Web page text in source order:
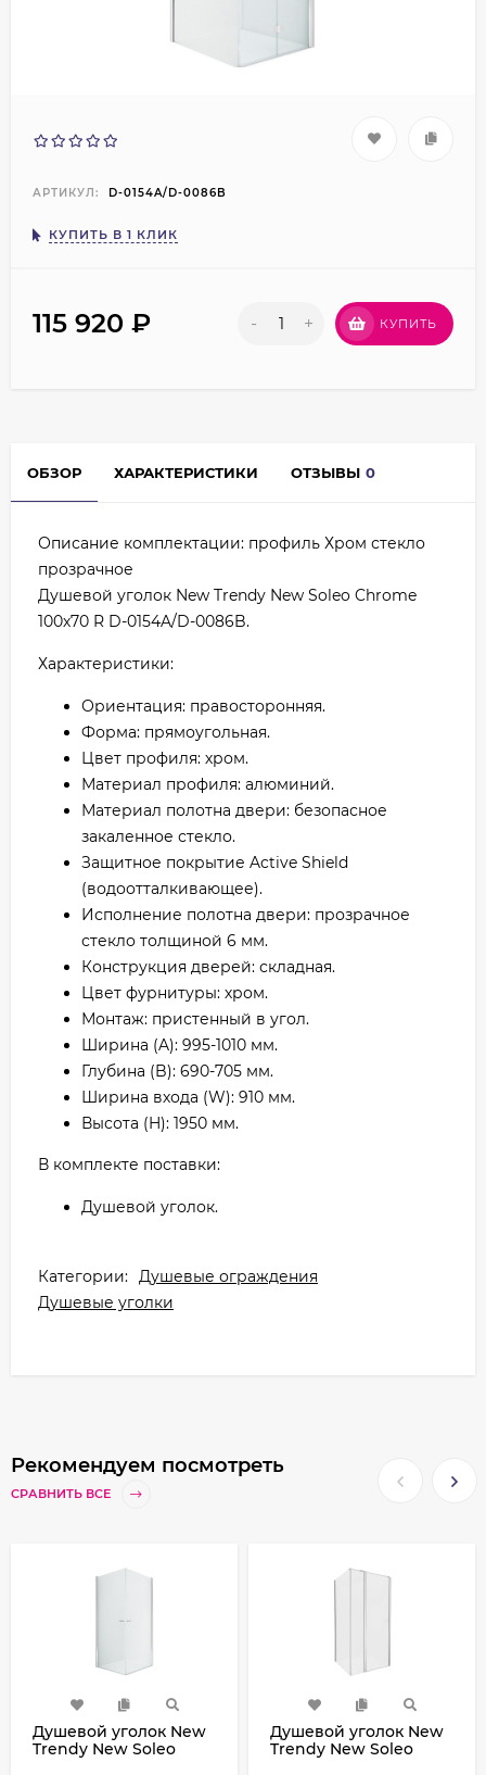
АРТИКУЛ: D-0154A/D-0086B
КУПИТЬ В 1 КЛИК
115 920 ₽ - + КУПИТЬ
ОБЗОР ХАРАКТЕРИСТИКИ ОТЗЫВЫ 0
Описание комплектации: профиль Хром стекло
прозрачное
Душевой уголок New Trendy New Soleo Chrome
100х70 R D-0154A/D-0086B.
Характеристики:
Ориентация: правосторонняя.
Форма: прямоугольная.
Цвет профиля: хром.
Материал профиля: алюминий.
Материал полотна двери: безопасное
закаленное стекло.
Защитное покрытие Active Shield
(водоотталкивающее).
Исполнение полотна двери: прозрачное
стекло толщиной 6 мм.
Конструкция дверей: складная.
Цвет фурнитуры: хром.
Монтаж: пристенный в угол.
Ширина (A): 995-1010 мм.
Глубина (B): 690-705 мм.
Ширина входа (W): 910 мм.
Высота (H): 1950 мм.
В комплекте поставки:
Душевой уголок.
Категории: Душевые ограждения
Душевые уголки
Рекомендуем посмотреть
СРАВНИТЬ ВСЕ
Душевой уголок New
Trendy New Soleo
Душевой уголок New
Trendy New Soleo